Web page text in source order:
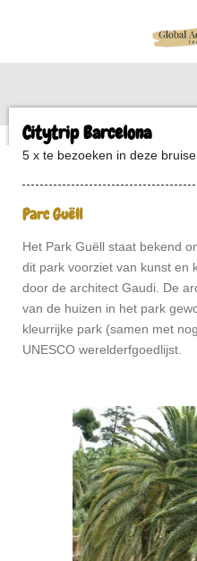
Citytrip Barcelona
5 x te bezoeken in deze
Parc Guëll
Het Park Guëll staat bekend
dit park voorziet van kunst en
door de architect Gaudi. De
van de huizen in het park
kleurrijke park (samen met
UNESCO werelderfgoedlijst.